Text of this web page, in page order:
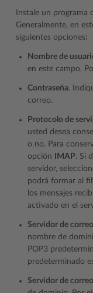
Instale un programa
Generalmente, en
siguientes opciones:
Nombre de
en este campo.
Contraseña.
correo.
Protocolo de
usted desea
o no. Para
opción
IMAP. Si
servidor,
podrá formar al
los mensajes
activado en el
Servidor de
nombre de
POP3
predeterminado
Servidor de